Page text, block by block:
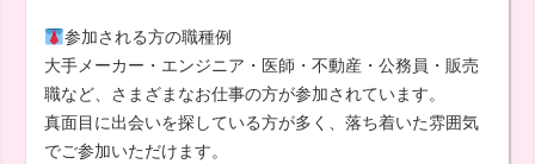
参加される方の職種例
大手メーカー・エンジニア・医師・不動産・公務員・販売
職など、さまざまなお仕事の方が参加されています。
真面目に出会いを探している方が多く、落ち着いた雰囲気
でご参加いただけます。